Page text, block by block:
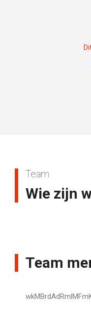
Team
Wie zijn
Team